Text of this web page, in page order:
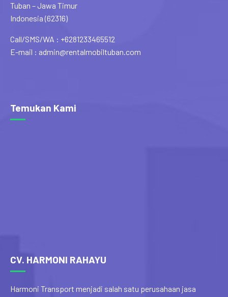
Tuban – Jawa Timur
Indonesia (62316)
Call/SMS/WA : +6281233465512
E-mail : admin@rentalmobiltuban.com
Temukan Kami
CV. HARMONI RAHAYU
Harmoni Transport menjadi salah satu perusahaan jasa